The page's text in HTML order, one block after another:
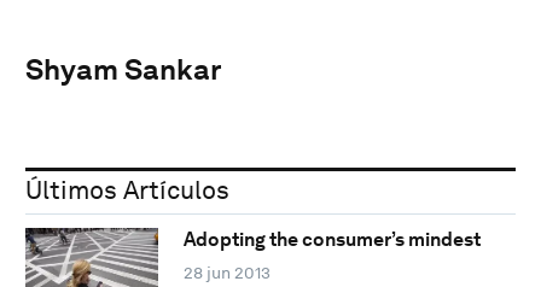
Shyam Sankar
Últimos Artículos
Adopting the consumer’s mindest
28 jun 2013